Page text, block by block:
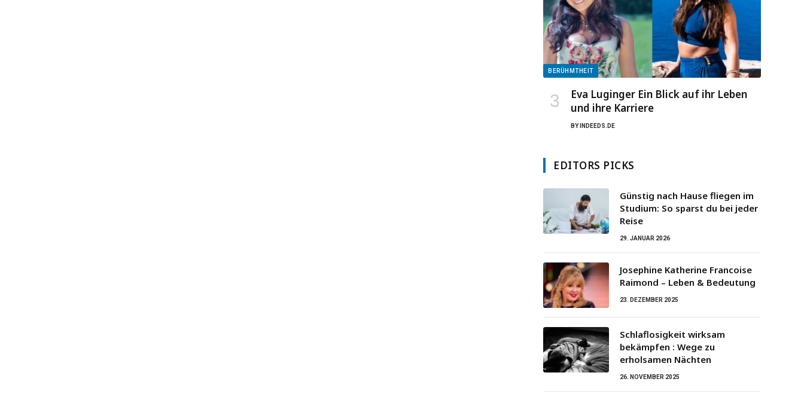
BERÜHMTHEIT
Eva Luginger Ein Blick auf ihr Leben
und ihre Karriere
BY INDEEDS.DE
EDITORS PICKS
Günstig nach Hause fliegen im
Studium: So sparst du bei jeder
Reise
29. JANUAR 2026
Josephine Katherine Francoise
Raimond – Leben & Bedeutung
23. DEZEMBER 2025
Schlaflosigkeit wirksam
bekämpfen : Wege zu
erholsamen Nächten
26. NOVEMBER 2025